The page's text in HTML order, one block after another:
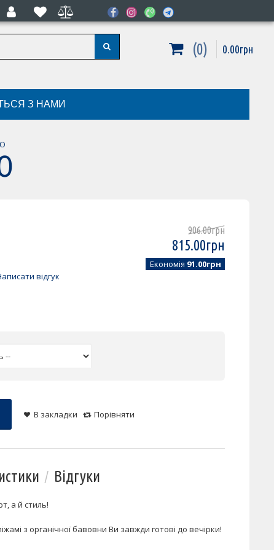
0 0.00грн
З НАМИ
906.00грн
815.00грн
Економія 91.00грн
відгук
В закладки Порівняти
Відгуки
а й стиль!
з органічної бавовни Ви завжди готові до вечірки!